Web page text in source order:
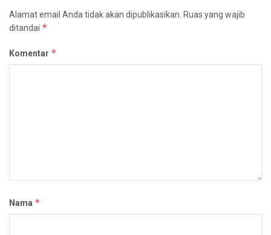
Alamat email Anda tidak akan dipublikasikan. Ruas yang wajib
ditandai *
Komentar *
Nama *